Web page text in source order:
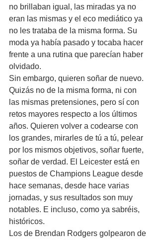
no brillaban igual, las miradas ya no
eran las mismas y el eco mediático ya
no les trataba de la misma forma. Su
moda ya había pasado y tocaba hacer
frente a una rutina que parecían haber
olvidado.
Sin embargo, quieren soñar de nuevo.
Quizás no de la misma forma, ni con
las mismas pretensiones, pero sí con
retos mayores respecto a los últimos
años. Quieren volver a codearse con
los grandes, mirarles de tú a tú, pelear
por los mismos objetivos, soñar fuerte,
soñar de verdad. El Leicester está en
puestos de Champions League desde
hace semanas, desde hace varias
jornadas, y sus resultados son muy
notables. E incluso, como ya sabréis,
históricos.
Los de Brendan Rodgers golpearon de